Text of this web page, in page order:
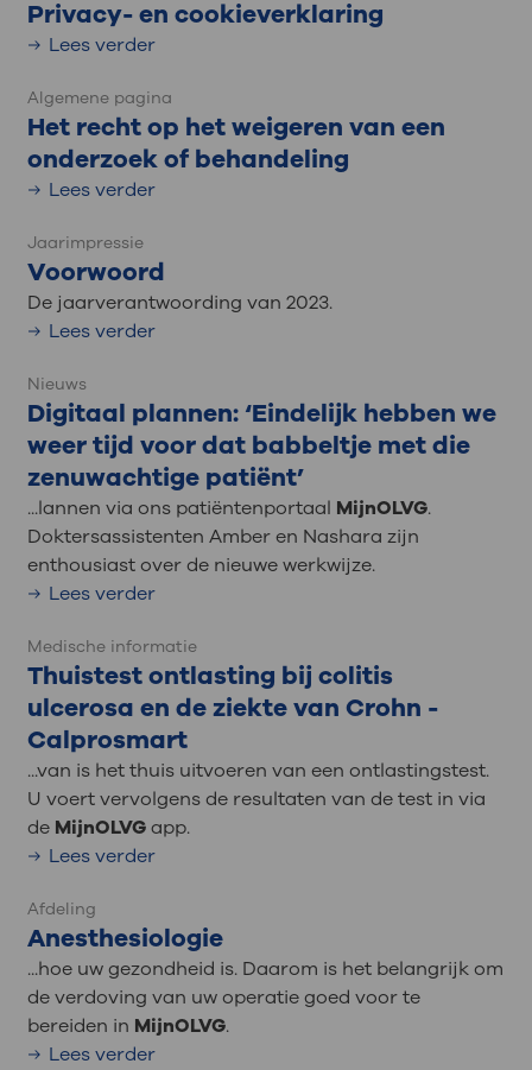
Privacy- en cookieverklaring
Lees verder
Algemene pagina
Het recht op het weigeren van een
onderzoek of behandeling
Lees verder
Jaarimpressie
Voorwoord
De jaarverantwoording van 2023.
Lees verder
Nieuws
Digitaal plannen: ‘Eindelijk hebben we
weer tijd voor dat babbeltje met die
zenuwachtige patiënt’
...lannen via ons patiëntenportaal MijnOLVG.
Doktersassistenten Amber en Nashara zijn
enthousiast over de nieuwe werkwijze.
Lees verder
Medische informatie
Thuistest ontlasting bij colitis
ulcerosa en de ziekte van Crohn -
Calprosmart
...van is het thuis uitvoeren van een ontlastingstest.
U voert vervolgens de resultaten van de test in via
de MijnOLVGapp.
Lees verder
Afdeling
Anesthesiologie
...hoe uw gezondheid is. Daarom is het belangrijk om
de verdoving van uw operatie goed voor te
bereiden in MijnOLVG.
Lees verder